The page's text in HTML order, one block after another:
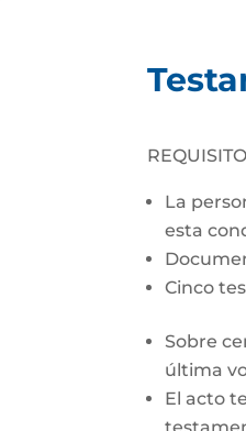
La
esta
Cinco
Sobre
última
El acto